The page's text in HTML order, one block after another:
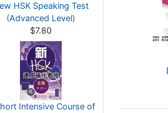
HSK Speaking Test
(Advanced Level)
$7.80
Intensive Course of